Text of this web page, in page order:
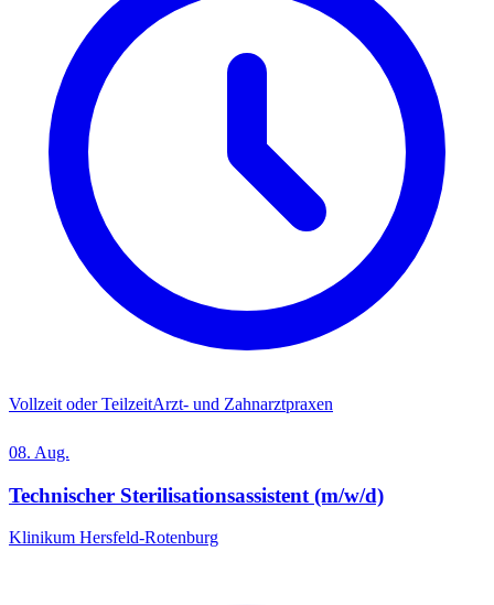
Vollzeit oder TeilzeitArzt- und Zahnarztpraxen
08. Aug.
Technischer Sterilisationsassistent (m/w/d)
Klinikum Hersfeld-Rotenburg